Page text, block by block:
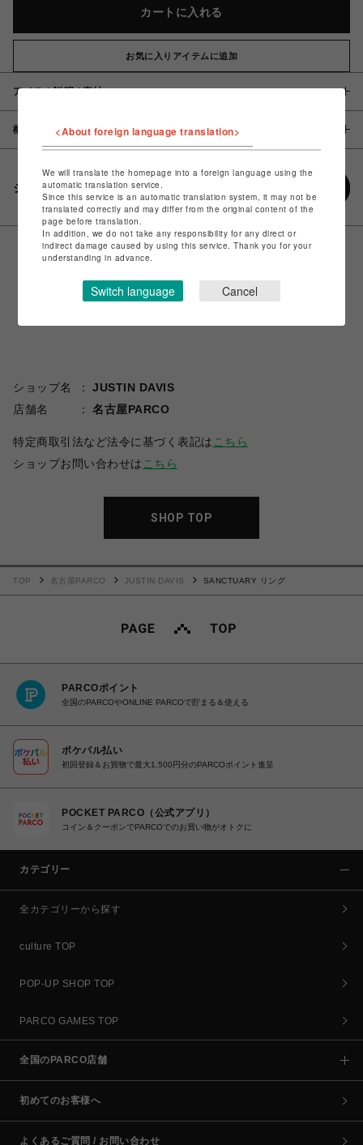
カートに入れる
お気に入りアイテムに追加
アイテム説明 / 素材
概要
シェアする
ショップ名
JUSTIN DAVIS
店舗名
名古屋PARCO
特定商取引法など法令に基づく表記は こちら
ショップお問い合わせは こちら
SHOP TOP
TOP 名古屋PARCO JUSTIN DAVIS SANCTUARY リング
PARCOポイント
全国のPARCOやONLINE PARCOで貯まる＆使える
ポケパル払い
初回登録＆お買物で最大1,500円分のPARCOポイント進呈
POCKET PARCO（公式アプリ）
コイン＆クーポンでPARCOでのお買い物がオトクに
カテゴリー
全カテゴリーから探す
culture TOP
POP-UP SHOP TOP
PARCO GAMES TOP
全国のPARCO店舗
初めてのお客様へ
よくあるご質問 / お問い合わせ
<About foreign language translation>
We will translate the homepage into a foreign language using the
automatic translation service.
Since this service is an automatic translation system, it may not be
translated correctly and may differ from the original content of the
page before translation.
In addition, we do not take any responsibility for any direct or
indirect damage caused by using this service. Thank you for your
understanding in advance.
Switch language Cancel